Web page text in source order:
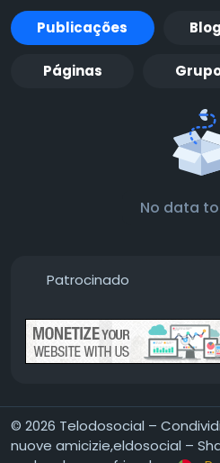
Publicações
Páginas
No data
Patrocinado
© 2026 Telodosocial –
nuove amicizie,eldosocial –